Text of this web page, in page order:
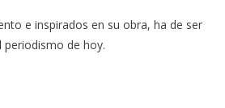
e inspirados en su obra, ha de ser
de hoy.